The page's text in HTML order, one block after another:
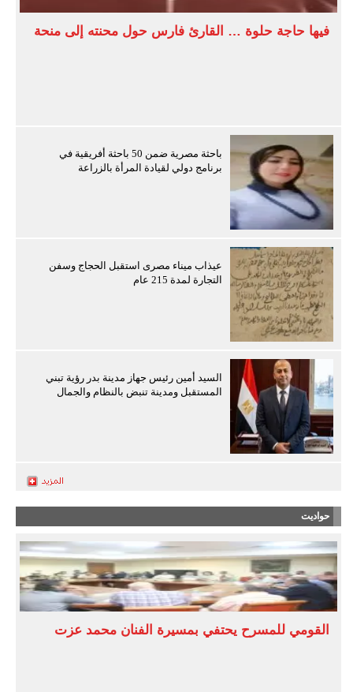
فيها حاجة حلوة … القارئ فارس حول محنته إلى منحة
باحثة مصرية ضمن 50 باحثة أفريقية في
برنامج دولي لقيادة المرأة بالزراعة
عيذاب ميناء مصرى استقبل الحجاج وسفن
التجارة لمدة 215 عام
السيد أمين رئيس جهاز مدينة بدر رؤية تبني
المستقبل ومدينة تنبض بالنظام والجمال
حواديت
القومي للمسرح يحتفي بمسيرة الفنان محمد عزت